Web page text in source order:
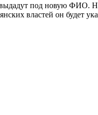
под новую ФИО.
властей он будет